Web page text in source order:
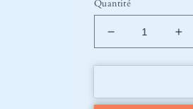
Quantité
Réduire
la
quantité
Collier
la